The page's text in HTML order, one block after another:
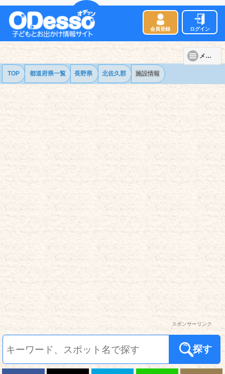
会員登録 ログイン
メニュー
TOP 都道府県一覧 長野県 北佐久郡 施設情報
スポンサーリンク
探す